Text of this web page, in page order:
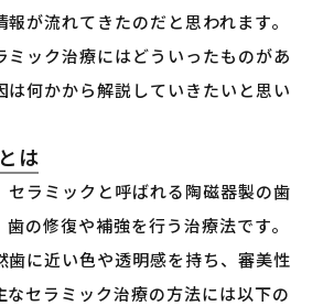
が流れてきたのだと思われます。
ミック治療にはどういったものがあ
は何かから解説していきたいと思い
は
セラミックと呼ばれる陶磁器製の歯
の修復や補強を行う治療法です。
歯に近い色や透明感を持ち、審美性
なセラミック治療の方法には以下の